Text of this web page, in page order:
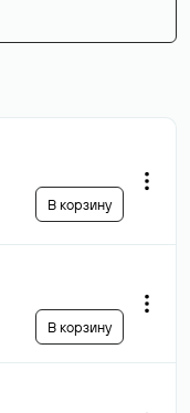
В корзину
В корзину